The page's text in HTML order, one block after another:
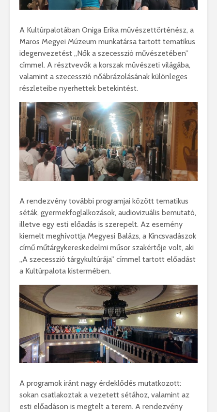
A Kultúrpalotában Oniga Erika művészettörténész, a
Maros Megyei Múzeum munkatársa tartott tematikus
idegenvezetést „Nők a szecesszió művészetében”
címmel. A résztvevők a korszak művészeti világába,
valamint a szecesszió nőábrázolásának különleges
részleteibe nyerhettek betekintést.
A rendezvény további programjai között tematikus
séták, gyermekfoglalkozások, audiovizuális bemutató,
illetve egy esti előadás is szerepelt. Az esemény
kiemelt meghívottja Megyesi Balázs, a Kincsvadászok
című műtárgykereskedelmi műsor szakértője volt, aki
„A szecesszió tárgykultúrája” címmel tartott előadást
a Kultúrpalota kistermében.
A programok iránt nagy érdeklődés mutatkozott:
sokan csatlakoztak a vezetett sétához, valamint az
esti előadáson is megtelt a terem. A rendezvény